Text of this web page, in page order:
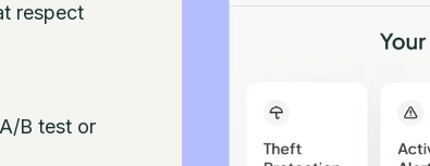
respect
B test or